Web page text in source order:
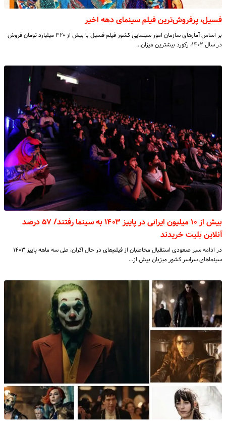
فسیل، پرفروش‌ترین فیلم سینمای دهه اخیر
بر اساس آمارهای سازمان امور سینمایی کشور فیلم فسیل با بیش از ۳۲۰ میلیارد تومان فروش
در سال ۱۴۰۲، رکورد بیشترین میزان…
بیش از ۱۰ میلیون ایرانی در پاییز ۱۴۰۳ به سینما رفتند/ ۵۷ درصد
آنلاین بلیت خریدند
در ادامه سیر صعودی استقبال مخاطبان از فیلم‌های در حال اکران، طی سه ماهه پاییز ۱۴۰۳
سینماهای سراسر کشور میزبان بیش از…